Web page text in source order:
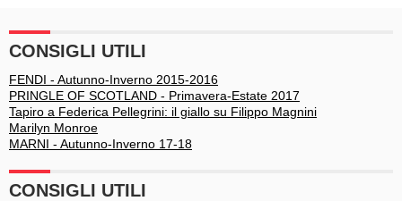
CONSIGLI UTILI
FENDI - Autunno-Inverno 2015-2016
PRINGLE OF SCOTLAND - Primavera-Estate 2017
Tapiro a Federica Pellegrini: il giallo su Filippo Magnini
Marilyn Monroe
MARNI - Autunno-Inverno 17-18
CONSIGLI UTILI